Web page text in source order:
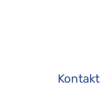
Kontakt